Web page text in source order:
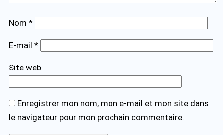
Nom *
E-mail *
Site web
Enregistrer mon nom, mon e-mail et mon site dans
le navigateur pour mon prochain commentaire.